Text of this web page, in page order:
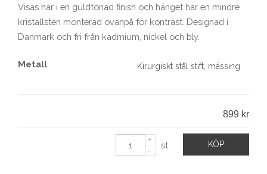
Visas här i en guldtonad finish och hänget har en mindre
kristallsten monterad ovanpå för kontrast. Designad i
Danmark och fri från kadmium, nickel och bly.
Metall
899 kr
KÖP
st